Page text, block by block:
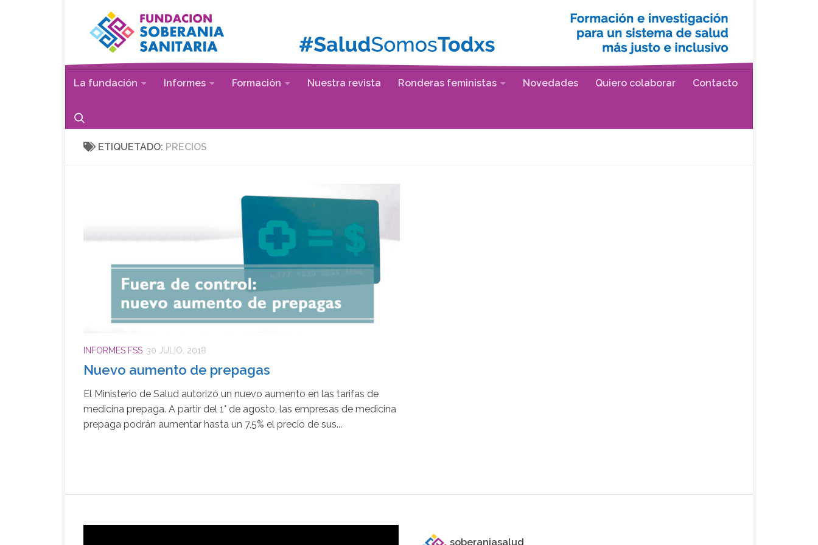
Saltar al contenido
La fundación Informes Formación Nuestra revista Ronderas feministas Novedades Quiero colaborar Contacto
ETIQUETADO: PRECIOS
INFORMES FSS 30 JULIO, 2018
Nuevo aumento de prepagas
El Ministerio de Salud autorizó un nuevo aumento en las tarifas de
medicina prepaga. A partir del 1° de agosto, las empresas de medicina
prepaga podrán aumentar hasta un 7,5% el precio de sus...
soberaniasalud